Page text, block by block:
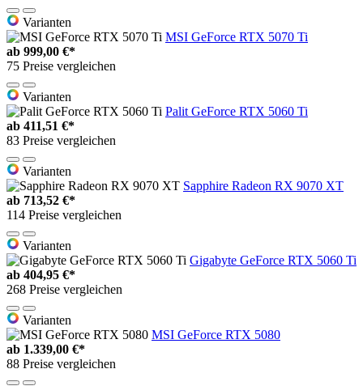
Varianten
MSI GeForce RTX 5070 Ti
ab 999,00 €*
75 Preise vergleichen
Varianten
Palit GeForce RTX 5060 Ti
ab 411,51 €*
83 Preise vergleichen
Varianten
Sapphire Radeon RX 9070 XT
ab 713,52 €*
114 Preise vergleichen
Varianten
Gigabyte GeForce RTX 5060 Ti
ab 404,95 €*
268 Preise vergleichen
Varianten
MSI GeForce RTX 5080
ab 1.339,00 €*
88 Preise vergleichen